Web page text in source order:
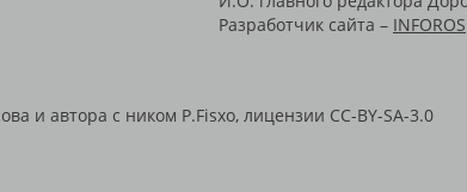
Разработчик сайта – INFOROS
и автора с ником P.Fisxo, лицензии CC-BY-SA-3.0